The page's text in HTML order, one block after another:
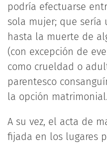
podría efectuarse
sola mujer; que
hasta la muerte de
(con excepción de
como crueldad o
parentesco
la opción matrimonial.
A su vez, el acta de
fijada en los lugares